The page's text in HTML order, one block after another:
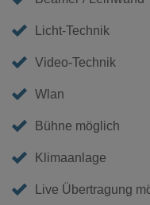
Licht-Technik
Video-Technik
Wlan
Bühne möglich
Klimaanlage
Live Übertragung